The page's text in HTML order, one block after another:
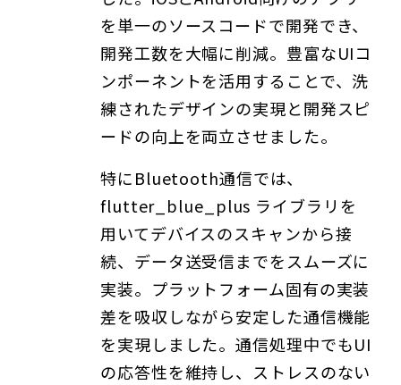
を単一のソースコードで開発でき、
開発工数を大幅に削減。豊富なUIコ
ンポーネントを活用することで、洗
練されたデザインの実現と開発スピ
ードの向上を両立させました。
特にBluetooth通信では、
flutter_blue_plus ライブラリを
用いてデバイスのスキャンから接
続、データ送受信までをスムーズに
実装。プラットフォーム固有の実装
差を吸収しながら安定した通信機能
を実現しました。通信処理中でもUI
の応答性を維持し、ストレスのない